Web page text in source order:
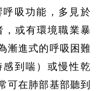
吸功能，多見於
或有環境職業暴
漸進式的呼吸困難
感到喘）或慢性乾
可在肺部基部聽到